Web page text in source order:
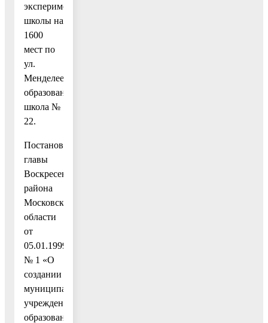
экспериментальной
школы на
1600
мест по
ул.
Менделеева»
образована
школа №
22.
Постановлением
главы
Воскресенского
района
Московской
области
от
05.01.1999
№ 1 «О
создании
муниципальных
учреждений
образования»